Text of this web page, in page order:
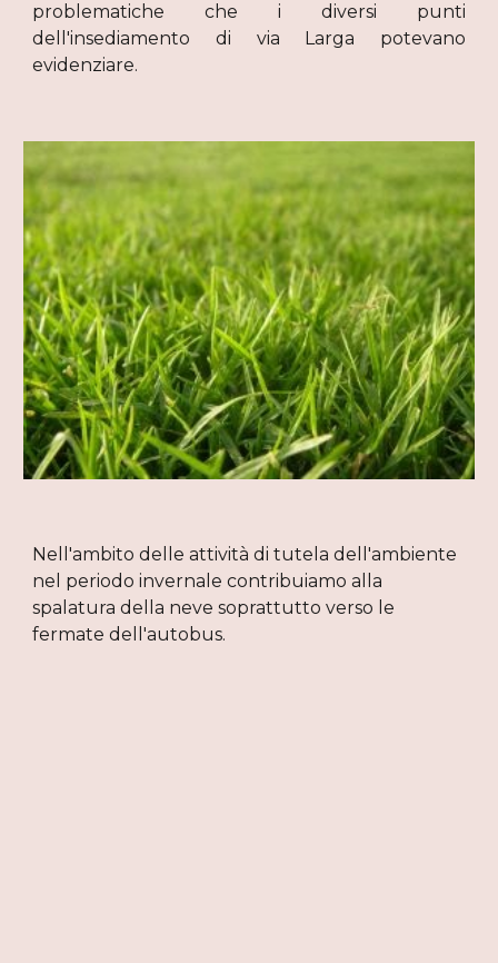
problematiche che i diversi punti
dell'insediamento di via Larga potevano
evidenziare.
Nell'ambito delle attività di tutela dell'ambiente
nel periodo invernale contribuiamo alla
spalatura della neve soprattutto verso le
fermate dell'autobus.